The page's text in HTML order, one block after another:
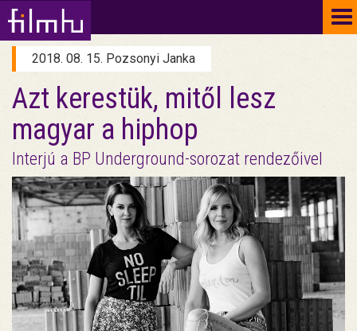
2018. 08. 15. Pozsonyi Janka
Azt kerestük, mitől lesz
magyar a hiphop
Interjú a BP Underground-sorozat rendezőivel